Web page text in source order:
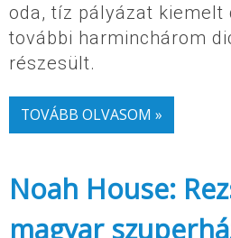
oda, tíz pályázat kiemelt
további harminchárom
részesült.
TOVÁBB OLVASOM »
Noah House:
magyar